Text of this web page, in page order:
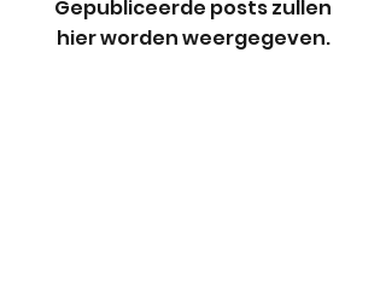
Gepubliceerde posts zullen
hier worden weergegeven.